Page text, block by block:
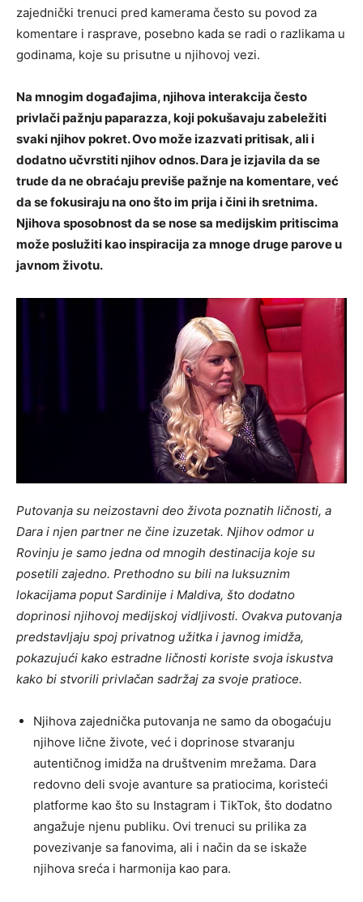
zajednički trenuci pred kamerama često su povod za
komentare i rasprave, posebno kada se radi o razlikama u
godinama, koje su prisutne u njihovoj vezi.
Na mnogim događajima, njihova interakcija često
privlači pažnju paparazza, koji pokušavaju zabeležiti
svaki njihov pokret. Ovo može izazvati pritisak, ali i
dodatno učvrstiti njihov odnos.Dara je izjavila da se
trude da ne obraćaju previše pažnje na komentare, već
da se fokusiraju na ono što im prija i čini ih sretnima.
Njihova sposobnost da se nose sa medijskim pritiscima
može poslužiti kao inspiracija za mnoge druge parove u
javnom životu.
Putovanja su neizostavni deo života poznatih ličnosti, a
Dara i njen partner ne čine izuzetak. Njihov odmor u
Rovinju je samo jedna od mnogih destinacija koje su
posetili zajedno. Prethodno su bili na luksuznim
lokacijama poput Sardinije i Maldiva, što dodatno
doprinosi njihovoj medijskoj vidljivosti. Ovakva putovanja
predstavljaju spoj privatnog užitka i javnog imidža,
pokazujući kako estradne ličnosti koriste svoja iskustva
kako bi stvorili privlačan sadržaj za svoje pratioce.
Njihova zajednička putovanja ne samo da obogaćuju
njihove lične živote, već i doprinose stvaranju
autentičnog imidža na društvenim mrežama. Dara
redovno deli svoje avanture sa pratiocima, koristeći
platforme kao što su Instagram i TikTok, što dodatno
angažuje njenu publiku. Ovi trenuci su prilika za
povezivanje sa fanovima, ali i način da se iskaže
njihova sreća i harmonija kao para.